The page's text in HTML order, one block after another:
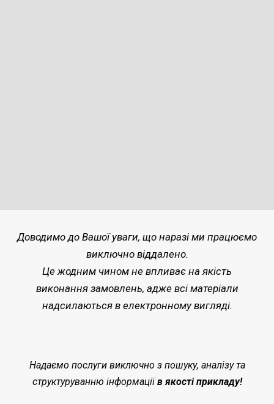
Доводимо до Вашої уваги, що наразі ми працюємо
виключно віддалено.
Це жодним чином не впливає на якість
виконання замовлень, адже всі матеріали
надсилаються в електронному вигляді.
Надаємо послуги виключно з пошуку, аналізу та
структуруванню інформаціїв якості прикладу!